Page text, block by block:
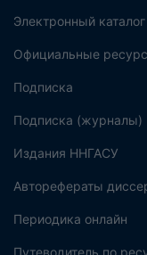
Электронный каталог
Официальные
Подписка
Подписка (журналы)
Издания ННГАСУ
Авторефераты
Периодика онлайн
Путеводитель по